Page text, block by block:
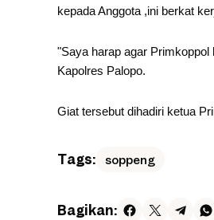
kepada Anggota ,ini berkat
"Saya harap agar
Kapolres Palopo.
Giat tersebut dihadiri ketua
Tags: soppeng
Bagikan: